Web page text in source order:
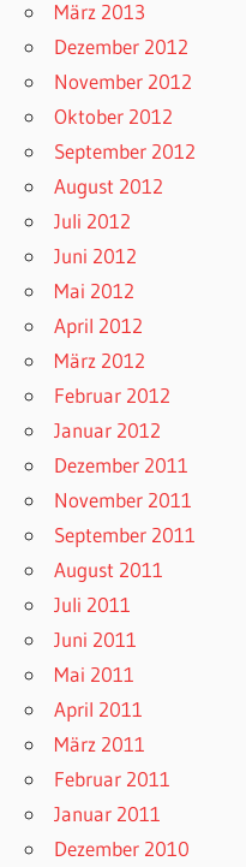
März 2013
Dezember 2012
November 2012
Oktober 2012
September 2012
August 2012
Juli 2012
Juni 2012
Mai 2012
April 2012
März 2012
Februar 2012
Januar 2012
Dezember 2011
November 2011
September 2011
August 2011
Juli 2011
Juni 2011
Mai 2011
April 2011
März 2011
Februar 2011
Januar 2011
Dezember 2010